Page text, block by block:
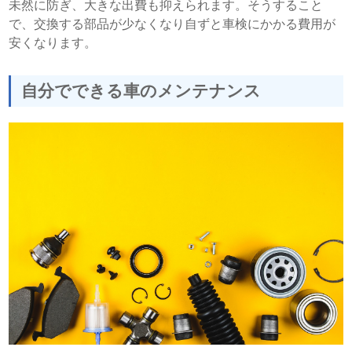
未然に防ぎ、大きな出費も抑えられます。そうすること
で、交換する部品が少なくなり自ずと車検にかかる費用が
安くなります。
自分でできる車のメンテナンス